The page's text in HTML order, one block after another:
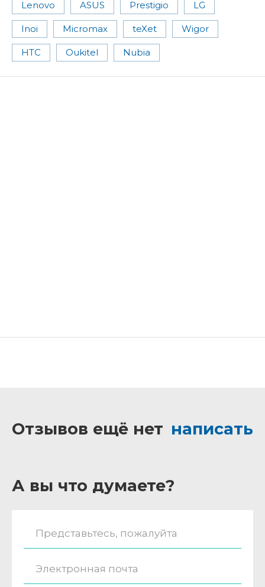
Lenovo ASUS Prestigio LG
Inoi Micromax teXet Wigor
HTC Oukitel Nubia
Отзывов ещё нет написать
А вы что думаете?